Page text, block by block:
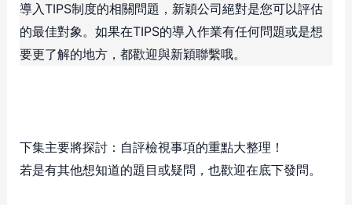
導入TIPS制度的相關問題，新穎公司絕對是您可以評估
的最佳對象。如果在TIPS的導入作業有任何問題或是想
要更了解的地方，都歡迎與新穎聯繫哦。
下集主要將探討：自評檢視事項的重點大整理！
若是有其他想知道的題目或疑問，也歡迎在底下發問。